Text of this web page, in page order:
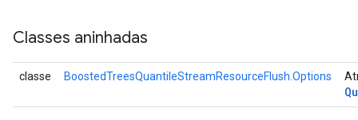
Classes aninhadas
classe BoostedTreesQuantileStreamResourceFlush.Options